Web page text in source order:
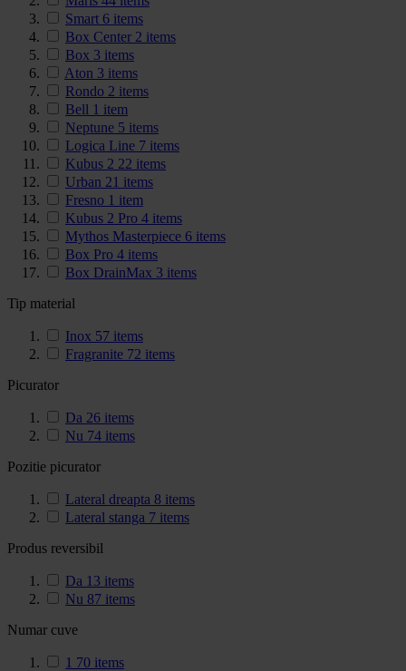
Smart 6 items
Box Center 2 items
Box 3 items
Aton 3 items
Rondo 2 items
Bell 1 item
Neptune 5 items
Logica Line 7 items
Kubus 2 22 items
Urban 21 items
Fresno 1 item
Kubus 2 Pro 4 items
Mythos Masterpiece 6 items
Box Pro 4 items
Box DrainMax 3 items
Tip material
Inox 57 items
Fragranite 72 items
Picurator
Da 26 items
Nu 74 items
Pozitie picurator
Lateral dreapta 8 items
Lateral stanga 7 items
Produs reversibil
Da 13 items
Nu 87 items
Numar cuve
1 70 items